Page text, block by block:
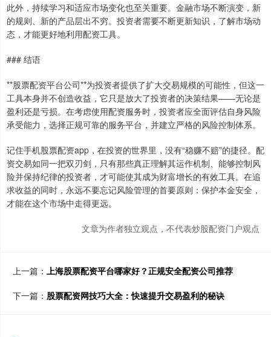
此外，持续学习和适应市场变化也至关重要。金融市场不断演变，新
的规则、新的产品层出不穷。投资者需要不断更新知识，了解市场动
态，才能更好地利用配资工具。
### 结语
**股票配资平台公司**为投资者提供了扩大交易规模的可能性，但这一
工具本身并不创造收益，它只是放大了投资者的决策结果——无论是
盈利还是亏损。在考虑使用配资服务时，投资者应全面评估自身风险
承受能力，选择正规可靠的服务平台，并建立严格的风险控制体系。
记住手机股票配资app，在投资的世界里，没有“稳赚不赔”的捷径。配
资交易如同一把双刃剑，只有那些真正理解其运作机制、能够控制风
险并保持纪律的投资者，才可能使其成为财富增长的有效工具。在追
求收益的同时，永远不要忘记风险管理的首要原则：保护本金安全，
才能在这个市场中走得更远。
文章为作者独立观点，不代表炒股配资门户观点
上一篇： 上海股票配资平台哪家好？正规安全配资公司推荐
下一篇： 股票配资网技巧大全：快速提升交易盈利的秘诀